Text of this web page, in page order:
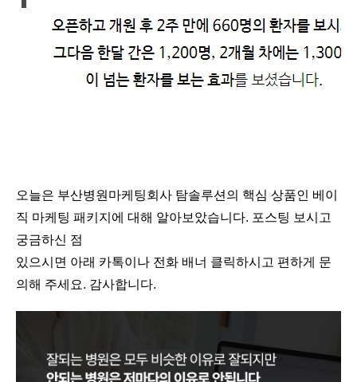
오늘은 부산병원마케팅회사 탐솔루션의 핵심 상품인 베이
직 마케팅 패키지에 대해 알아보았습니다. 포스팅 보시고
궁금하신 점
있으시면 아래 카톡이나 전화 배너 클릭하시고 편하게 문
의해 주세요. 감사합니다.